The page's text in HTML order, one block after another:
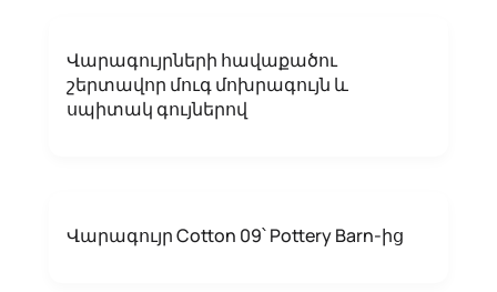
Վարագույրների հավաքածու
շերտավոր մուգ մոխրագույն և
սպիտակ գույներով
Վարագույր Cotton 09՝ Pottery Barn-ից